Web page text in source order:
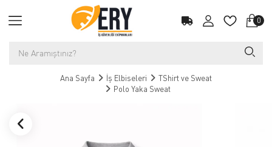
0
Ana Sayfa İş Elbiseleri
TShirt ve Sweat
Polo Yaka Sweat